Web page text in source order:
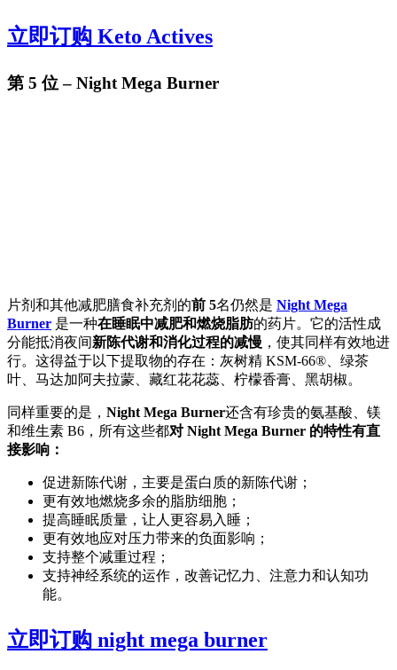
立即订购 Keto Actives
第 5 位 – Night Mega Burner
片剂和其他减肥膳食补充剂的前 5名仍然是 Night Mega
Burner 是一种在睡眠中减肥和燃烧脂肪的药片。它的活性成
分能抵消夜间新陈代谢和消化过程的减慢 ，使其同样有效地进
行。这得益于以下提取物的存在：灰树精 KSM-66®、绿茶
叶、马达加阿夫拉蒙、藏红花花蕊、柠檬香膏、黑胡椒。
同样重要的是， Night Mega Burner还含有珍贵的氨基酸、镁
和维生素 B6，所有这些都对 Night Mega Burner 的特性有直
接影响：
促进新陈代谢，主要是蛋白质的新陈代谢；
更有效地燃烧多余的脂肪细胞；
提高睡眠质量，让人更容易入睡；
更有效地应对压力带来的负面影响；
支持整个减重过程；
支持神经系统的运作，改善记忆力、注意力和认知功
能。
立即订购 night mega burner